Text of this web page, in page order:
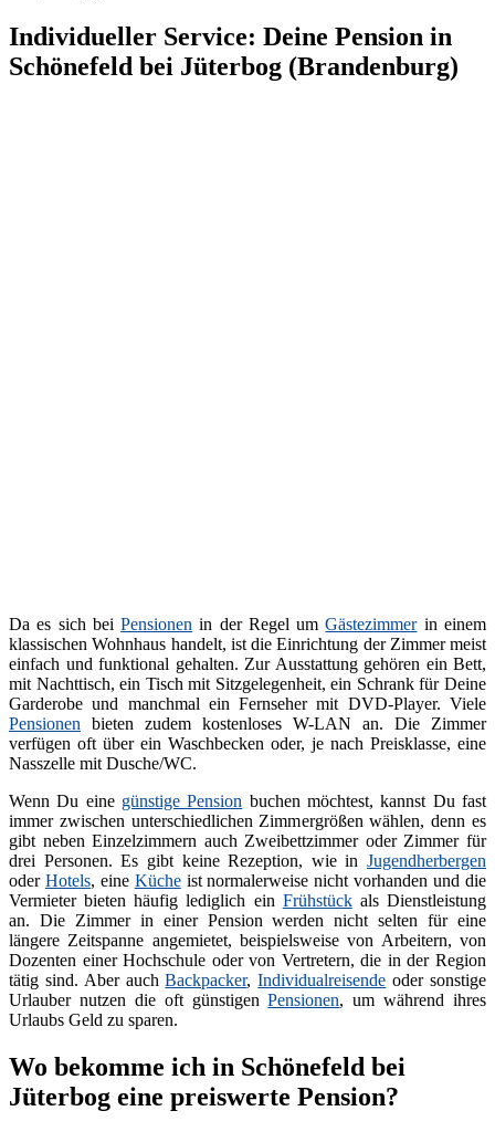
Individueller Service: Deine Pension in
Schönefeld bei Jüterbog (Brandenburg)
Da es sich beiPensionen in der Regel umGästezimmerin einem
klassischen Wohnhaus handelt, ist die Einrichtung der Zimmer meist
einfach und funktional gehalten. Zur Ausstattung gehören ein Bett,
mit Nachttisch, ein Tisch mit Sitzgelegenheit, ein Schrank für Deine
Garderobe und manchmal ein Fernseher mit DVD-Player. Viele
Pensionen bieten zudem kostenloses W-LAN an. Die Zimmer
verfügen oft über ein Waschbecken oder, je nach Preisklasse, eine
Nasszelle mit Dusche/WC.
Wenn Du eine günstige Pension buchen möchtest, kannst Du fast
immer zwischen unterschiedlichen Zimmergrößen wählen, denn es
gibt neben Einzelzimmern auch Zweibettzimmer oder Zimmer für
drei Personen. Es gibt keine Rezeption, wie in Jugendherbergen
oder Hotels, eine Kücheist normalerweise nicht vorhanden und die
Vermieter bieten häufig lediglich ein Frühstückals Dienstleistung
an. Die Zimmer in einer Pension werden nicht selten für eine
längere Zeitspanne angemietet, beispielsweise von Arbeitern, von
Dozenten einer Hochschule oder von Vertretern, die in der Region
tätig sind. Aber auchBackpacker,Individualreisende oder sonstige
Urlauber nutzen die oft günstigenPensionen, um während ihres
Urlaubs Geld zu sparen.
Wo bekomme ich in Schönefeld bei
Jüterbog eine preiswerte Pension?